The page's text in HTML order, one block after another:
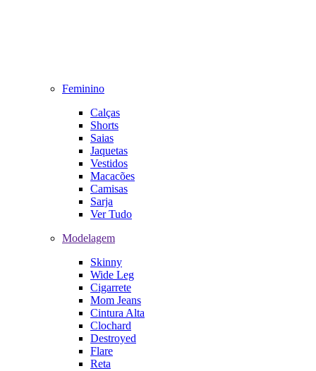
Feminino
Calças
Shorts
Saias
Jaquetas
Vestidos
Macacões
Camisas
Sarja
Ver Tudo
Modelagem
Skinny
Wide Leg
Cigarrete
Mom Jeans
Cintura Alta
Clochard
Destroyed
Flare
Reta